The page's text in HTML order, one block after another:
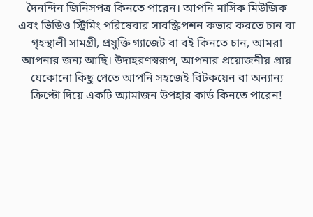
দৈনন্দিন জিনিসপত্র কিনতে পারেন। আপনি মাসিক মিউজিক
এবং ভিডিও স্ট্রিমিং পরিষেবার সাবস্ক্রিপশন কভার করতে চান বা
গৃহস্থালী সামগ্রী, প্রযুক্তি গ্যাজেট বা বই কিনতে চান, আমরা
আপনার জন্য আছি। উদাহরণস্বরূপ, আপনার প্রয়োজনীয় প্রায়
যেকোনো কিছু পেতে আপনি সহজেই বিটকয়েন বা অন্যান্য
ক্রিপ্টো দিয়ে একটি অ্যামাজন উপহার কার্ড কিনতে পারেন!